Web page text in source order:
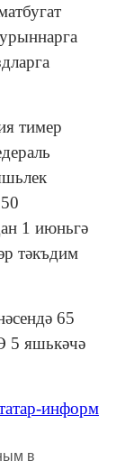
тимер
1 июньгә
тәкъдим
65
5 яшькәчә
информ
в